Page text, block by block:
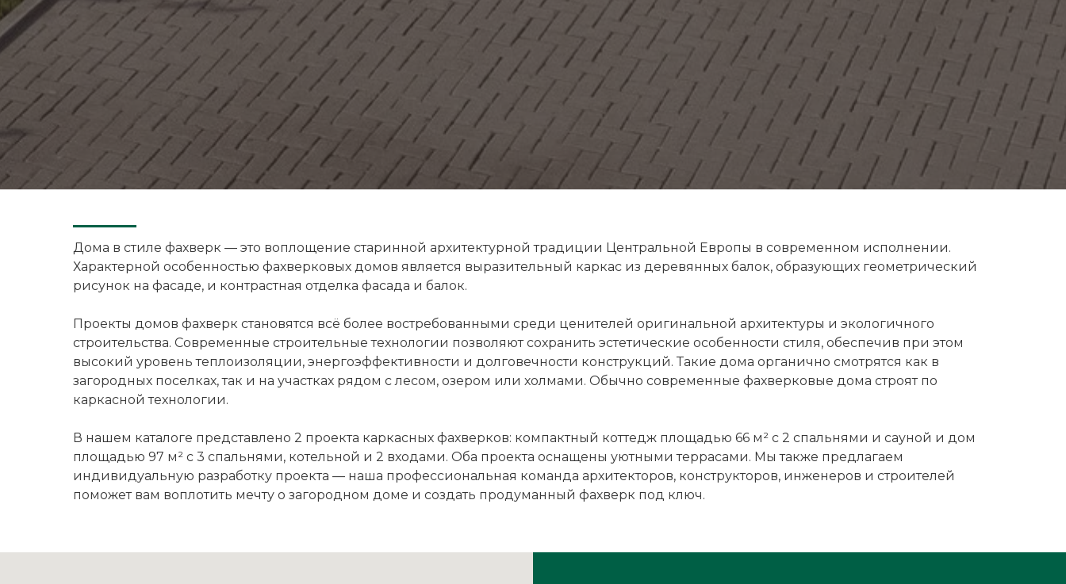
Дома в стиле фахверк — это воплощение старинной архитектурной традиции Центральной Европы в современном исполнении.
Характерной особенностью фахверковых домов является выразительный каркас из деревянных балок, образующих геометрический
рисунок на фасаде, и контрастная отделка фасада и балок.
Проекты домов фахверк становятся всё более востребованными среди ценителей оригинальной архитектуры и экологичного
строительства. Современные строительные технологии позволяют сохранить эстетические особенности стиля, обеспечив при этом
высокий уровень теплоизоляции, энергоэффективности и долговечности конструкций. Такие дома органично смотрятся как в
загородных поселках, так и на участках рядом с лесом, озером или холмами. Обычно современные фахверковые дома строят по
каркасной технологии.
В нашем каталоге представлено 2 проекта каркасных фахверков: компактный коттедж площадью 66 м² с 2 спальнями и сауной и дом
площадью 97 м² с 3 спальнями, котельной и 2 входами. Оба проекта оснащены уютными террасами. Мы также предлагаем
индивидуальную разработку проекта — наша профессиональная команда архитекторов, конструкторов, инженеров и строителей
поможет вам воплотить мечту о загородном доме и создать продуманный фахверк под ключ.